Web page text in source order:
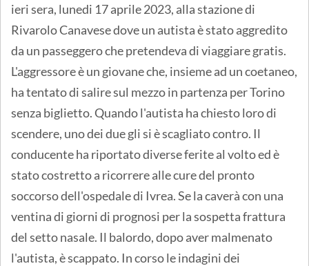
ieri sera, lunedi 17 aprile 2023, alla stazione di
Rivarolo Canavese dove un autista è stato aggredito
da un passeggero che pretendeva di viaggiare gratis.
L'aggressore è un giovane che, insieme ad un coetaneo,
ha tentato di salire sul mezzo in partenza per Torino
senza biglietto. Quando l'autista ha chiesto loro di
scendere, uno dei due gli si è scagliato contro. Il
conducente ha riportato diverse ferite al volto ed è
stato costretto a ricorrere alle cure del pronto
soccorso dell'ospedale di Ivrea. Se la caverà con una
ventina di giorni di prognosi per la sospetta frattura
del setto nasale. Il balordo, dopo aver malmenato
l'autista, è scappato. In corso le indagini dei